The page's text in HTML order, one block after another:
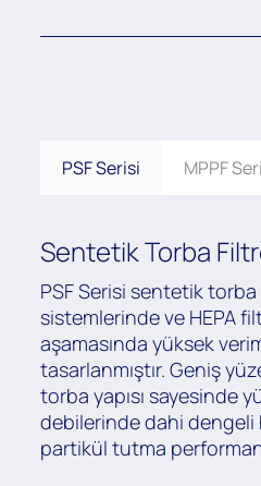
PSF Serisi MPPF
Sentetik Torba
PSF Serisi sentetik torba
sistemlerinde ve HEPA
aşamasında yüksek
tasarlanmıştır. Geniş
torba yapısı sayesinde
debilerinde dahi dengeli
partikül tutma